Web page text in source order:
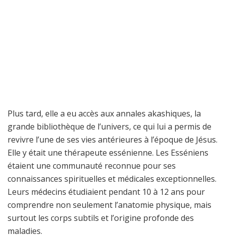
Plus tard, elle a eu accès aux annales akashiques, la
grande bibliothèque de l’univers, ce qui lui a permis de
revivre l’une de ses vies antérieures à l’époque de Jésus.
Elle y était une thérapeute essénienne. Les Esséniens
étaient une communauté reconnue pour ses
connaissances spirituelles et médicales exceptionnelles.
Leurs médecins étudiaient pendant 10 à 12 ans pour
comprendre non seulement l’anatomie physique, mais
surtout les corps subtils et l’origine profonde des
maladies.